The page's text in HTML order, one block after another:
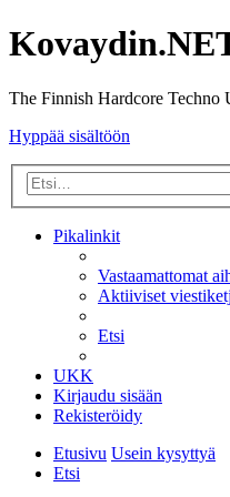
The Finnish Hardcore Techno
Hyppää sisältöön
Pikalinkit
Vastaamattomat
Aktiiviset
Etsi
UKK
Kirjaudu sisään
Rekisteröidy
Etusivu Usein kysyttyä
Etsi